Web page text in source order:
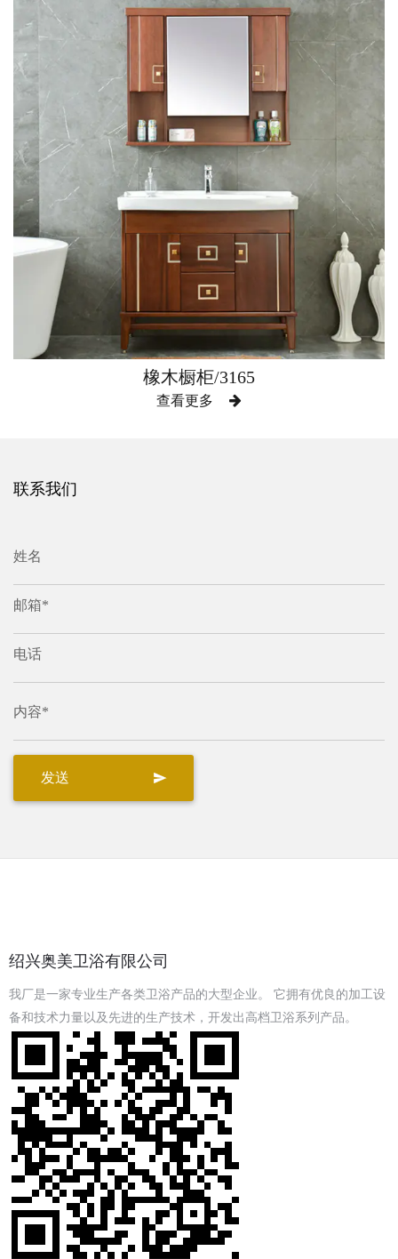
橡木橱柜/3165
查看更多
联系我们
姓名
邮箱*
电话
内容*
绍兴奥美卫浴有限公司
我厂是一家专业生产各类卫浴产品的大型企业。 它拥有优良的加工设
备和技术力量以及先进的生产技术，开发出高档卫浴系列产品。